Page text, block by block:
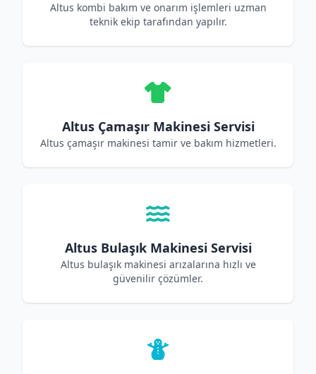
Altus kombi bakım ve onarım işlemleri uzman
teknik ekip tarafından yapılır.
Altus Çamaşır Makinesi Servisi
Altus çamaşır makinesi tamir ve bakım hizmetleri.
Altus Bulaşık Makinesi Servisi
Altus bulaşık makinesi arızalarına hızlı ve
güvenilir çözümler.